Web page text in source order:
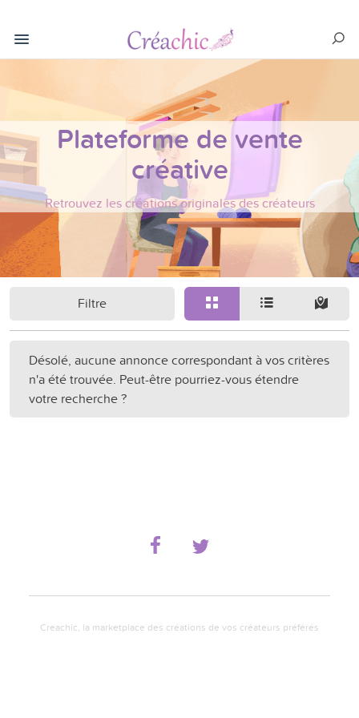
Plateforme de vente
créative
Retrouvez les créations originales des créateurs
Filtre
Désolé, aucune annonce correspondant à vos critères
n'a été trouvée. Peut-être pourriez-vous étendre
votre recherche ?
Creachic, la marketplace des créations de vos créateurs préférés